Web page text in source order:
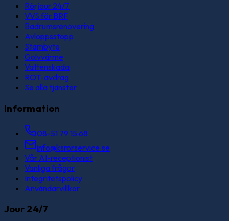
Rörjour 24/7
VVS för BRF
Badrumsrenovering
Avloppsstopp
Stambyte
Golvvärme
Vattenskada
ROT-avdrag
Se alla tjänster
Information
08-51 79 15 68
info@ksrorservice.se
Vår AI-receptionist
Vanliga frågor
Integritetspolicy
Användarvillkor
Jour 24/7